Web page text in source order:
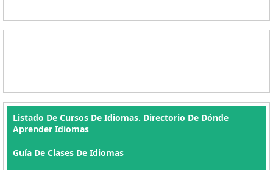
Listado De Cursos De Idiomas. Directorio De Dónde
Aprender Idiomas
Guía De Clases De Idiomas